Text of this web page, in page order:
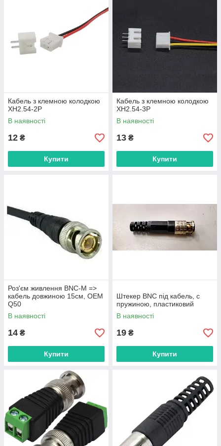
Кабель з клемною колодкою
XH2.54-2P
В наявності
12 ₴
Купити
Кабель з клемною колодкою
XH2.54-3P
В наявності
13 ₴
Купити
Роз'єм живлення BNC-M =>
кабель довжиною 15см, OEM
Q50
В наявності
14 ₴
Купити
Штекер BNC під кабель, с
пружиною, пластиковий
В наявності
19 ₴
Купити